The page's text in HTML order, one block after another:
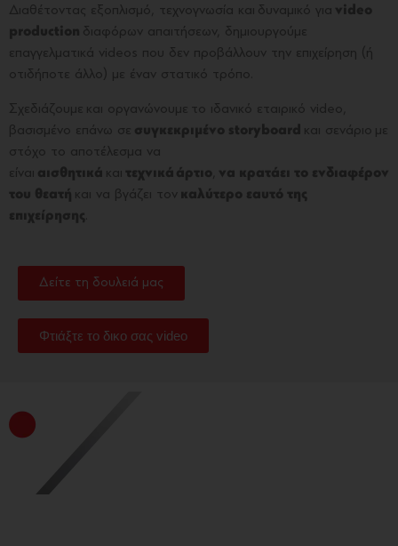
Διαθέτοντας εξοπλισμό, τεχνογνωσία και δυναμικό για video
production διαφόρων απαιτήσεων, δημιουργούμε
επαγγελματικά videos που δεν προβάλλουν την επιχείρηση (ή
οτιδήποτε άλλο) με έναν στατικό τρόπο.
Σχεδιάζουμε και οργανώνουμε το ιδανικό εταιρικό video,
βασισμένο επάνω σε συγκεκριμένο storyboard και σενάριο με
στόχο το αποτέλεσμα να
είναι αισθητικά και τεχνικά άρτιο να κρατάει το ενδιαφέρον
του θεατή και να βγάζει τον καλύτερο εαυτό της
επιχείρησης
Δείτε τη δουλειά μας
Φτιάξτε τo δικo σας video